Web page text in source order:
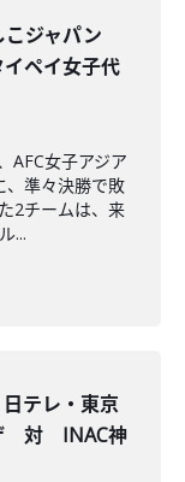
こジャパン
ペイ女子代
AFC女子アジア
、準々決勝で敗
2チームは、来
...
テレ・東京
対 INAC神